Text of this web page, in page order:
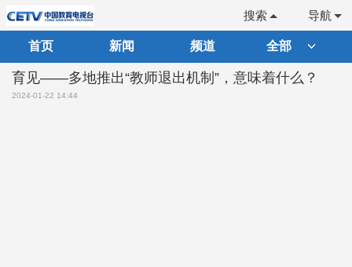
导航
搜索
首页 新闻 频道 全部
育见——多地推出“教师退出机制”，意味着什么？
2024-01-22 14:44